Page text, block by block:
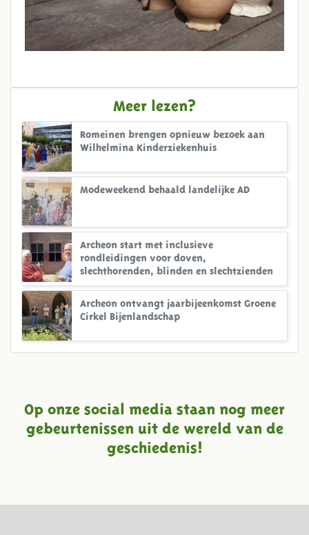
Meer lezen?
Romeinen brengen opnieuw bezoek aan
Wilhelmina Kinderziekenhuis
Modeweekend behaald landelijke AD
Archeon start met inclusieve
rondleidingen voor doven,
slechthorenden, blinden en slechtzienden
Archeon ontvangt jaarbijeenkomst Groene
Cirkel Bijenlandschap
Op onze social media staan nog meer
gebeurtenissen uit de wereld van de
geschiedenis!